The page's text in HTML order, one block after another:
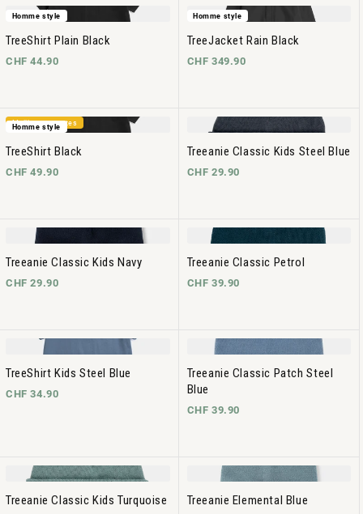
Homme style
TreeShirt Plain Black
CHF 44.90
Homme style
TreeJacket Rain Black
CHF 349.90
Meilleures ventes
Homme style
TreeShirt Black
CHF 49.90
Treeanie Classic Kids Steel Blue
CHF 29.90
Treeanie Classic Kids Navy
CHF 29.90
Treeanie Classic Petrol
CHF 39.90
TreeShirt Kids Steel Blue
CHF 34.90
Treeanie Classic Patch Steel
Blue
CHF 39.90
Treeanie Classic Kids Turquoise Treeanie Elemental Blue